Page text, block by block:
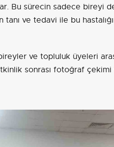
Bu sürecin sadece bireyi
tanı ve tedavi ile bu
ve topluluk üyeleri
sonrası fotoğraf